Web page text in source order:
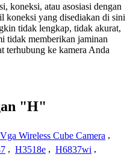
koneksi, atau asosiasi dengan
koneksi yang disediakan di sini
tidak lengkap, tidak akurat,
tidak memberikan jaminan
terhubung ke kamera Anda
"H"
Wireless Cube Camera ,
, H3518e , H6837wi ,